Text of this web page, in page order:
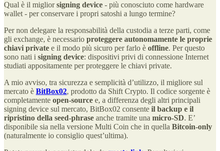
Qual è il migliorsigning device - più conosciuto come hardware
wallet - per conservare i propri satoshi a lungo termine?
Per non delegare la responsabilità della custodia a terze parti, come
gli exchange, è necessario proteggere autonomamente le proprie
chiavi private e il modo più sicuro per farlo è offline. Per questo
sono nati i signing device: dispositivi privi di connessione Internet
studiati appositamente per proteggere le chiavi private.
A mio avviso, tra sicurezza e semplicità d’utilizzo, il migliore sul
mercato è BitBox02, prodotto da Shift Crypto. Il codice sorgente è
completamente open-source e, a differenza degli altri principali
signing device sul mercato, BitBox02 consente il backup e il
ripristino della seed-phrase anche tramite una micro-SD. E’
disponibile sia nella versione Multi Coin che in quella Bitcoin-only
(naturalmente io consiglio quest’ultima).